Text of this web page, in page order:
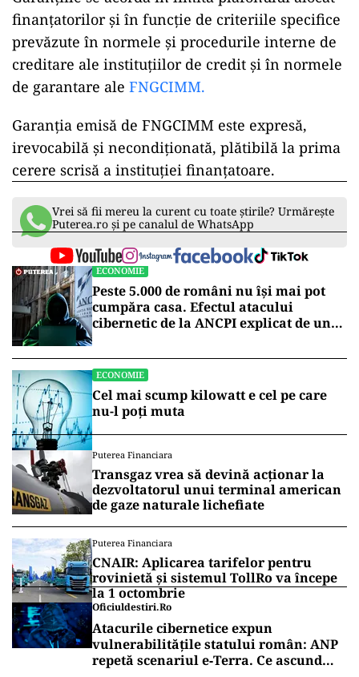
programului trebuie să asigure un avans de
minimum 25% din prețul de achiziție al
autoturismului.
electric hibrid (plug-in), prețul de achiziție este
de maximum 150.000 de lei, la care se adaugă
TVA, trebuie să aibă bani puși de-o parte pentru
Garanțiile se acordă în limita plafonului alocat
finanțatorilor și în funcție de criteriile specifice
prevăzute în normele și procedurile interne de
creditare ale instituțiilor de credit și în normele
de garantare aleFNGCIMM.
Garanția emisă de FNGCIMM este expresă,
irevocabilă și necondiționată, plătibilă la prima
cerere scrisă a instituției finanțatoare.
Vrei să fii mereu la curent cu toate știrile? Urmărește
Puterea.ro și pe canalul de WhatsApp
ECONOMIE
Peste 5.000 de români nu își mai pot
cumpăra casa. Efectul atacului
cibernetic de la ANCPI explicat de un
broker
ECONOMIE
Cel mai scump kilowatt e cel pe care
nu-l poți muta